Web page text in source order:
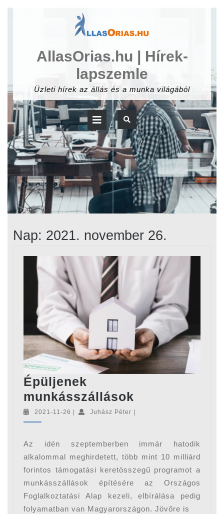
AllasOrias.hu | Hírek-
lapszemle
Üzleti hírek az állás és a munka világából
Open
Button
Nap: 2021. november 26.
Épüljenek
munkásszállások
2021-11-26 2021-
Juhász Péter Juhász
Az idén szeptemberben immár hatodik
alkalommal meghirdetett, több mint 10 milliárd
forintos támogatási keretösszegű programot a
munkásszállások építésére az Országos
Foglalkoztatási Alap kezeli, elbírálása pedig
folyamatban van Magyarországon. Jövőre is